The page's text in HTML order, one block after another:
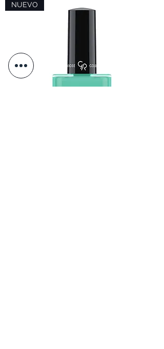
NUEVO